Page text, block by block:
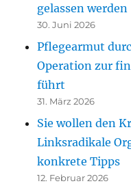
gelassen werden
30. Juni 2026
Pflegearmut
Operation zur
führt
31. März 2026
Sie wollen den
Linksradikale
konkrete Tipps
12. Februar 2026